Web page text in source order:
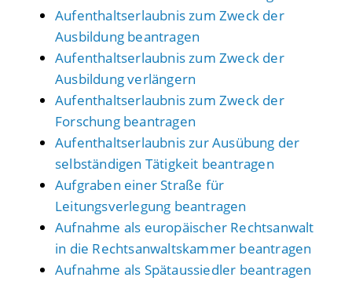
Aufenthaltserlaubnis zum Zweck der
Ausbildung beantragen
Aufenthaltserlaubnis zum Zweck der
Ausbildung verlängern
Aufenthaltserlaubnis zum Zweck der
Forschung beantragen
Aufenthaltserlaubnis zur Ausübung der
selbständigen Tätigkeit beantragen
Aufgraben einer Straße für
Leitungsverlegung beantragen
Aufnahme als europäischer Rechtsanwalt
in die Rechtsanwaltskammer beantragen
Aufnahme als Spätaussiedler beantragen